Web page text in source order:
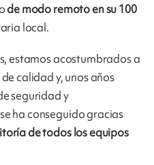
de modo remoto en su 100
local.
estamos acostumbrados a
calidad y, unos años
seguridad y
ha conseguido gracias
de todos los equipos